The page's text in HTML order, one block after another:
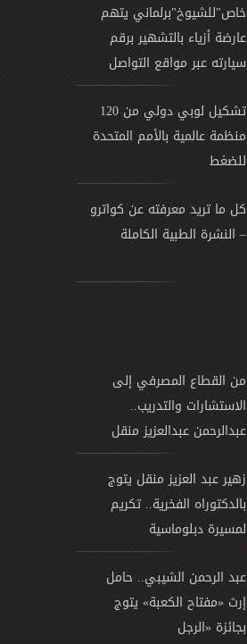
خاص"للشيوخ"برلماني يتهم
عارضة أزياء بالتشهير برقم
سيارته عبر مواقع التواصل
تشكيل لوبي دولي من 120
منظمة عالمية بالأمم المتحدة
للضغط
كل ما تريد معرفته عن كواترو
– النشرة الطبية الكاملة
من القطاع المصرفي إلى
الاستشارات والتدريب..
عبدالرحمن عبدالعزيز منقل
زهير عبد العزيز منقل يتوج
بالدكتوراه الفخرية.. تكريم
لمسيرة دبلوماسية
عبد الرحمن الشيبي.. حامل
إرث «مفتاح الكعبة» يتوج
بجائزة «الرجل